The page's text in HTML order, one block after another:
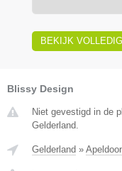
BEKIJK VOLLEDIG
Blissy Design
Niet gevestigd in de
Gelderland.
Gelderland »